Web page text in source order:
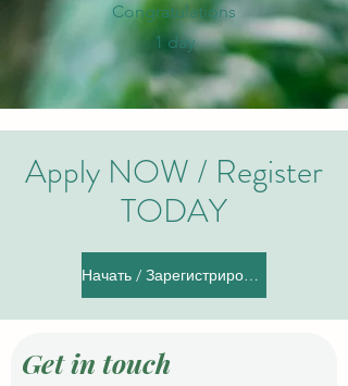
​Congratulations
1 day
Apply NOW / Register
TODAY
Начать / Зарегистрироваться
Get in touch